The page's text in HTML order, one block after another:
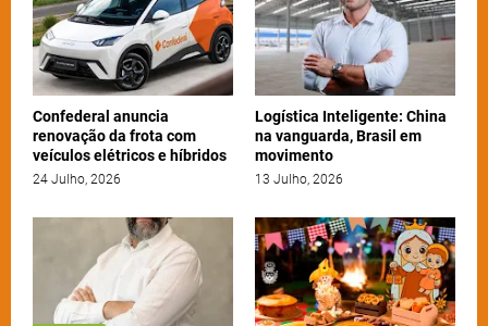
Confederal anuncia
renovação da frota com
veículos elétricos e híbridos
24 Julho, 2026
Logística Inteligente: China
na vanguarda, Brasil em
movimento
13 Julho, 2026